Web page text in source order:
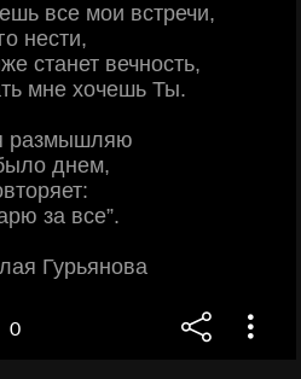
все мои встречи,
нести,
станет вечность,
мне хочешь Ты.
размышляю
днем,
за все”.
Гурьянова
0